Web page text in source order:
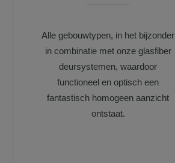
Alle gebouwtypen, in het bijzonder
in combinatie met onze glasfiber
deursystemen, waardoor
functioneel en optisch een
fantastisch homogeen aanzicht
ontstaat.